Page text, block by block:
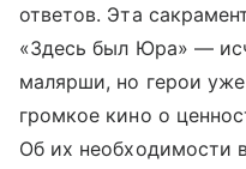
ответов. Эта
«Здесь был Юра» —
малярши, но герои
громкое кино о
Об их необходимости